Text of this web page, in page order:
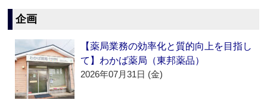
企画
【薬局業務の効率化と質的向上を目指し
て】わかば薬局（東邦薬品）
2026年07月31日 (金)